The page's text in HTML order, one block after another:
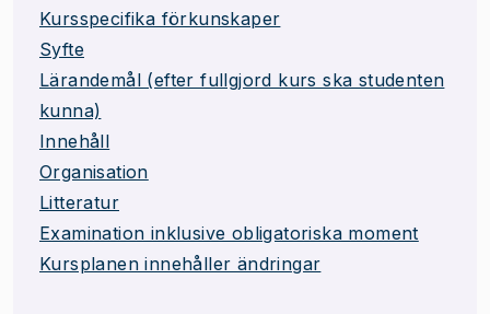
Kursspecifika förkunskaper
Syfte
Lärandemål (efter fullgjord kurs ska studenten
kunna)
Innehåll
Organisation
Litteratur
Examination inklusive obligatoriska moment
Kursplanen innehåller ändringar